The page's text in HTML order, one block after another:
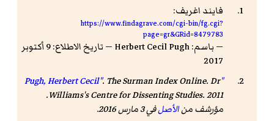
فايند اغريف:
https://www.findagrave.com/cgi-bin/fg.cgi?
page=gr&GRid=8479783
— باسم: Herbert Cecil Pugh — تاريخ الاطلاع: 9 أكتوبر
2017
"Pugh, Herbert Cecil"
. The Surman Index Online. Dr
Williams's Centre for Dissenting Studies. 2011.
مؤرشف منالأصلفي 3 مارس 2016
.